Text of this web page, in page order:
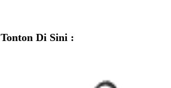
Tonton Di Sini :